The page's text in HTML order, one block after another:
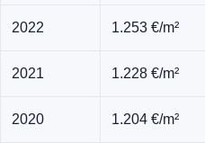
2022 1.253 €/m²
2021 1.228 €/m²
2020 1.204 €/m²